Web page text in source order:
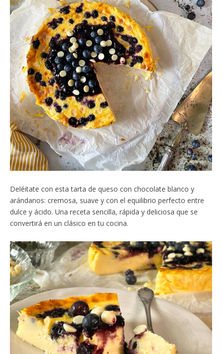
Deléitate con esta tarta de queso con chocolate blanco y
arándanos: cremosa, suave y con el equilibrio perfecto entre
dulce y ácido. Una receta sencilla, rápida y deliciosa que se
convertirá en un clásico en tu cocina.